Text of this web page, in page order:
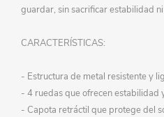
guardar, sin sacrificar estabilidad
CARACTERÍSTICAS:
- Estructura de metal resistente y
- 4 ruedas que ofrecen estabilidad
- Capota retráctil que protege del